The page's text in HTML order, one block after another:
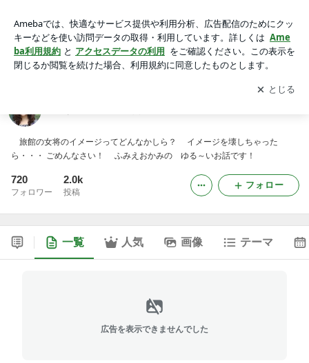
アプリをダウンロードして ブログの更新通知
を受け取りまし
ょう。
開く
旅館の女将のイメージってどんなかしら？ イメージを壊しちゃった
ら・・・ ごめんなさい！ ふみえおかみの ゆる～いお話です！
720
フォロワー
2.0k
投稿
フォロー
一覧 人気 画像 テーマ
広告を表示できませんでした